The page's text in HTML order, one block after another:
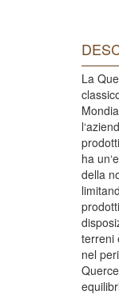
La
ha
della
terreni
nel